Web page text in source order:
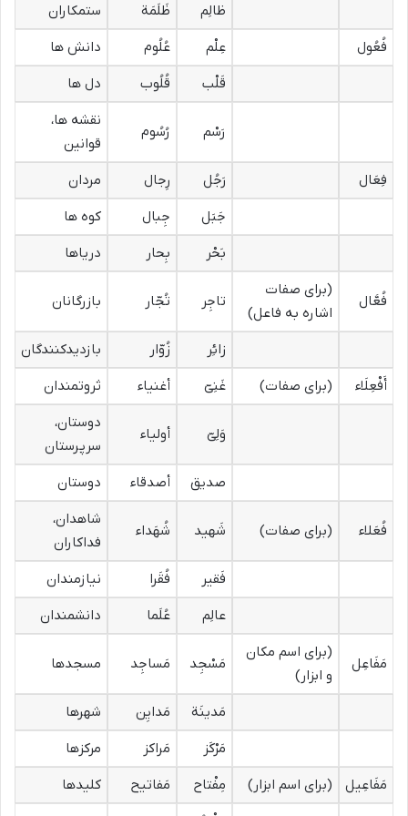
ظالِم ظَلَمَة
ستمکاران
فُعُول
عِلْم عُلُوم
دانش ها
قَلْب
قُلُوب دل ها
رَسْم رُسُوم
نقشه ها،
قوانین
فِعَال
رَجُل رِجال
مردان
جَبَل
جِبال
کوه ها
بَحْر
بِحار دریاها
فُعَّال
(برای صفات
اشاره به فاعل)
تاجِر تُجّار بازرگانان
زائِر زُوّار
بازدیدکنندگان
أَفْعِلَاء
(برای صفات) غَنِیّ أغنیاء ثروتمندان
وَلِیّ أولیاء
دوستان،
سرپرستان
صدیق
أصدقاء دوستان
فُعَلاء (برای صفات) شَهید شُهَداء
شاهدان،
فداکاران
فَقیر
فُقَرا
نیازمندان
عالِم
عُلَما دانشمندان
مَفَاعِل
(برای اسم مکان
و ابزار)
مَسْجِد مَساجِد مسجدها
مَدینَة مَدایِن
شهرها
مَرْکَز
مَراکز
مرکزها
مَفَاعِیل
(برای اسم ابزار) مِفْتاح مَفاتیح
کلیدها